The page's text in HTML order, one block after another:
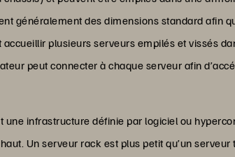
généralement des dimensions standard afin
plusieurs serveurs empilés et vissés
peut connecter à chaque serveur afin
infrastructure définie par logiciel ou
Un serveur rack est plus petit qu’un